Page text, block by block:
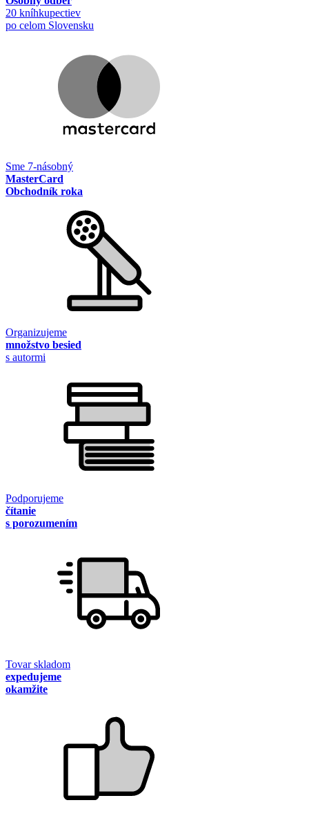
20 kníhkupectiev
po celom Slovensku
Sme 7-násobný
MasterCard
Obchodník roka
Organizujeme
množstvo besied
s autormi
Podporujeme
čítanie
s porozumením
Tovar skladom
expedujeme
okamžite